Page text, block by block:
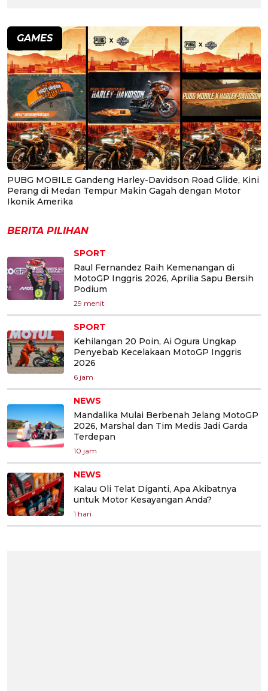
GAMES
PUBG MOBILE Gandeng Harley-Davidson Road Glide, Kini
Perang di Medan Tempur Makin Gagah dengan Motor
Ikonik Amerika
BERITA PILIHAN
SPORT
Raul Fernandez Raih Kemenangan di
MotoGP Inggris 2026, Aprilia Sapu Bersih
Podium
29 menit
SPORT
Kehilangan 20 Poin, Ai Ogura Ungkap
Penyebab Kecelakaan MotoGP Inggris
2026
6 jam
NEWS
Mandalika Mulai Berbenah Jelang MotoGP
2026, Marshal dan Tim Medis Jadi Garda
Terdepan
10 jam
NEWS
Kalau Oli Telat Diganti, Apa Akibatnya
untuk Motor Kesayangan Anda?
1 hari